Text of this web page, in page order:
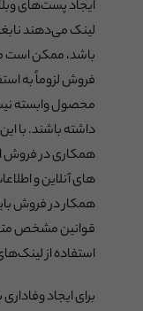
ایجاد پست‌های
لینک می‌دهند
باشد، ممکن است
فروش لزوماً به
محصول وابسته
داشته باشند. با
همکاری در فروش
های آنلاین و
همکار در فروش
قوانین مشخص
استفاده از
برای ایجاد